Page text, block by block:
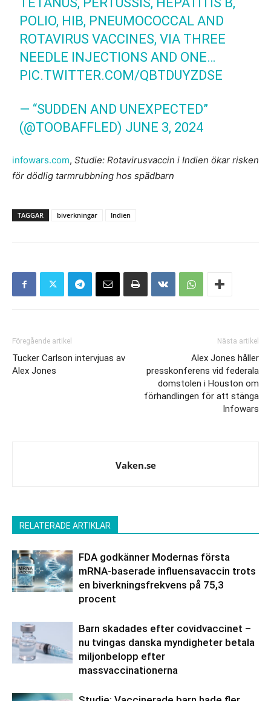
POLIO, HIB, PNEUMOCOCCAL AND
ROTAVIRUS VACCINES, VIA THREE
NEEDLE INJECTIONS AND ONE…
PIC.TWITTER.COM/QBTDUYZDSE
— “SUDDEN AND UNEXPECTED”
(@TOOBAFFLED) JUNE 3, 2024
infowars.com, Studie: Rotavirusvaccin i Indien ökar risken
för dödlig tarmrubbning hos spädbarn
TAGGAR biverkningar Indien
Föregående artikel
Tucker Carlson intervjuas av
Alex Jones
Nästa artikel
Alex Jones håller
presskonferens vid federala
domstolen i Houston om
förhandlingen för att stänga
Infowars
Vaken.se
RELATERADE ARTIKLAR
FDA godkänner Modernas första
mRNA-baserade influensavaccin trots
en biverkningsfrekvens på 75,3
procent
Barn skadades efter covidvaccinet –
nu tvingas danska myndigheter betala
miljonbelopp efter
massvaccinationerna